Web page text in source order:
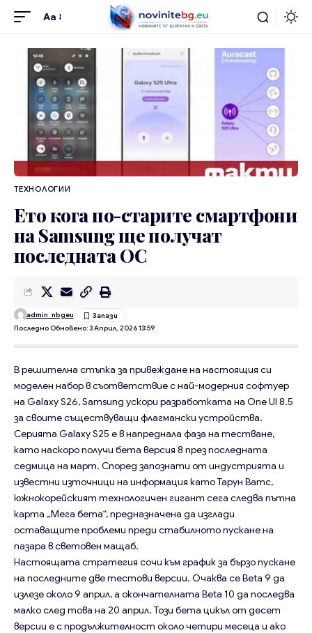
Aa
ТЕХНОЛОГИИ
Ето кога по-старите смартфони
на Samsung ще получат
последната ОС
Последно Обновено: 3 Април, 2026 13:59
admin_nbgeu
В решителна стъпка за привеждане на настоящия си
моделен набор в съответствие с най-модерния софтуер
на Galaxy S26, Samsung ускори разработката на One UI 8.5
за своите съществуващи флагмански устройства.
Серията Galaxy S25 е в напреднала фаза на тестване,
като наскоро получи бета версия 8 през последната
седмица на март. Според запознати от индустрията и
известни източници на информация като Тарун Ватс,
южнокорейският технологичен гигант сега следва пътна
карта „Мега бета“, предназначена да изглади
оставащите проблеми преди стабилното пускане на
пазара в световен мащаб.
Настоящата стратегия сочи към график за бързо пускане
на последните две тестови версии. Очаква се Beta 9 да
излезе около 9 април, а окончателната Beta 10 да последва
малко след това на 20 април. Този бета цикъл от десет
версии е с продължителност около четири месеца и ако